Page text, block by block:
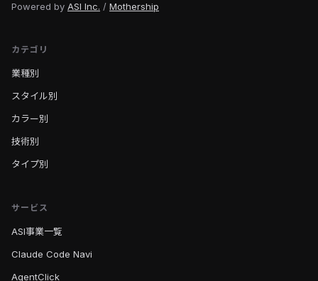
Powered by ASI Inc. / Mothership
カテゴリ
業種別
スタイル別
カラー別
技術別
タイプ別
サービス
ASI事業一覧
Claude Code Navi
AgentClick